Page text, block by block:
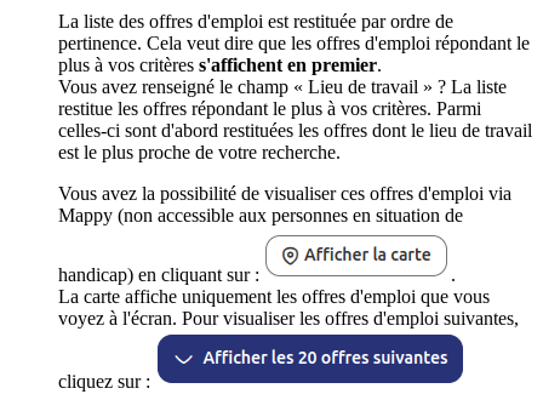
La liste des offres d'emploi est restituée par ordre de
pertinence. Cela veut dire que les offres d'emploi répondant le
plus à vos critères s'affichent en premier.
Vous avez renseigné le champ « Lieu de travail » ? La liste
restitue les offres répondant le plus à vos critères. Parmi
celles-ci sont d'abord restituées les offres dont le lieu de travail
est le plus proche de votre recherche.
Vous avez la possibilité de visualiser ces offres d'emploi via
Mappy (non accessible aux personnes en situation de
handicap) en cliquant sur :
.
La carte affiche uniquement les offres d'emploi que vous
voyez à l'écran. Pour visualiser les offres d'emploi suivantes,
cliquez sur :